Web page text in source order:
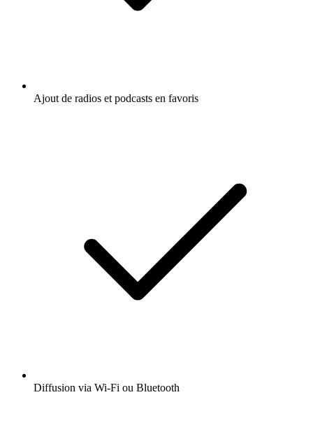
Ajout de radios et podcasts en favoris
Diffusion via Wi-Fi ou Bluetooth